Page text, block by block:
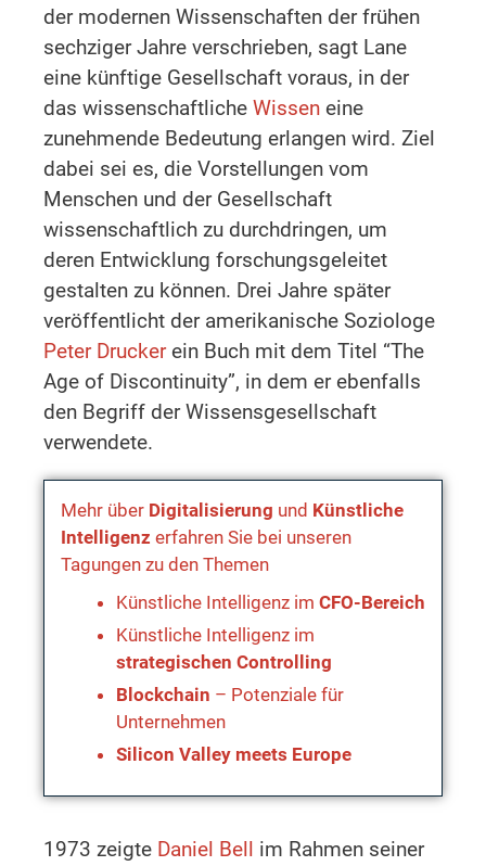
der modernen Wissenschaften der frühen
sechziger Jahre verschrieben, sagt Lane
eine künftige Gesellschaft voraus, in der
das wissenschaftliche Wissen eine
zunehmende Bedeutung erlangen wird. Ziel
dabei sei es, die Vorstellungen vom
Menschen und der Gesellschaft
wissenschaftlich zu durchdringen, um
deren Entwicklung forschungsgeleitet
gestalten zu können. Drei Jahre später
veröffentlicht der amerikanische Soziologe
Peter Druckerein Buch mit dem Titel “The
Age of Discontinuity”, in dem er ebenfalls
den Begriff der Wissensgesellschaft
verwendete.
Mehr über Digitalisierung und Künstliche
Intelligenz erfahren Sie bei unseren
Tagungen zu den Themen
Künstliche Intelligenz im CFO-Bereich
Künstliche Intelligenz im
strategischen Controlling
Blockchain – Potenziale für
Unternehmen
Silicon Valley meets Europe
1973 zeigte Daniel Bell im Rahmen seiner